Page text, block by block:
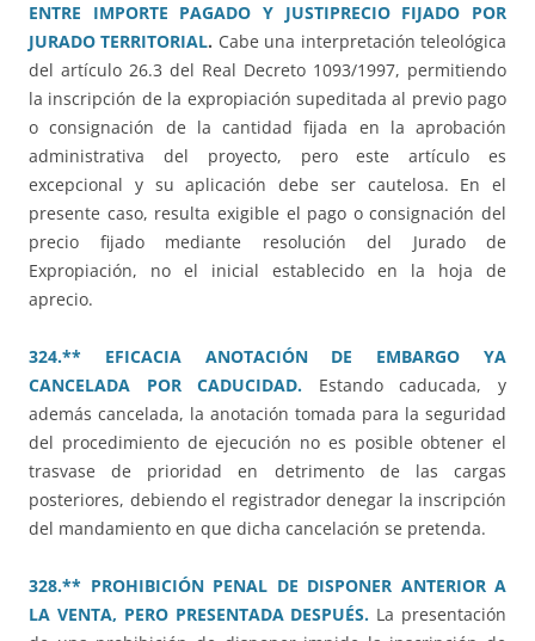
ENTRE IMPORTE PAGADO Y JUSTIPRECIO FIJADO POR
JURADO TERRITORIAL. Cabe una interpretación teleológica
del artículo 26.3 del Real Decreto 1093/1997, permitiendo
la inscripción de la expropiación supeditada al previo pago
o consignación de la cantidad fijada en la aprobación
administrativa del proyecto, pero este artículo es
excepcional y su aplicación debe ser cautelosa. En el
presente caso, resulta exigible el pago o consignación del
precio fijado mediante resolución del Jurado de
Expropiación, no el inicial establecido en la hoja de
aprecio.
324.** EFICACIA ANOTACIÓN DE EMBARGO YA
CANCELADA POR CADUCIDAD. Estando caducada, y
además cancelada, la anotación tomada para la seguridad
del procedimiento de ejecución no es posible obtener el
trasvase de prioridad en detrimento de las cargas
posteriores, debiendo el registrador denegar la inscripción
del mandamiento en que dicha cancelación se pretenda.
328.** PROHIBICIÓN PENAL DE DISPONER ANTERIOR A
LA VENTA, PERO PRESENTADA DESPUÉS. La presentación